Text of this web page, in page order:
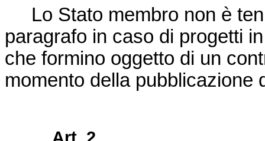
Lo Stato membro non è
paragrafo in caso di progetti
che formino oggetto di un
momento della